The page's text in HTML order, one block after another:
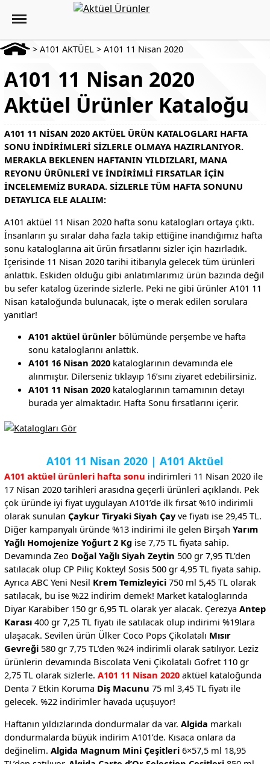
> A101 AKTÜEL > A101 11 Nisan 2020
A101 11 Nisan 2020
Aktüel Ürünler Kataloğu
A101 11 NISAN 2020 AKTÜEL ÜRÜN KATALOGLARI HAFTA
SONU INDIRIMLERI SIZLERLE OLMAYA HAZIRLANIYOR.
MERAKLA BEKLENEN HAFTANIN YILDIZLARI, MANA
REYONU ÜRÜNLERI VE INDIRIMLI FIRSATLAR IÇIN
INCELEMEMIZ BURADA. SIZLERLE TÜM HAFTA SONUNU
DETAYLICA ELE ALALIM:
A101 aktüel 11 Nisan 2020 hafta sonu katalogları ortaya çıktı.
İnsanların şu sıralar daha fazla takip ettiğine inandığımız hafta
sonu kataloglarına ait ürün fırsatlarını sizler için hazırladık.
İçerisinde 11 Nisan 2020 tarihi itibarıyla gelecek tüm ürünleri
anlattık. Eskiden olduğu gibi anlatımlarımız ürün bazında değil
bu sefer katalog üzerinde sizlerle. Peki ne gibi ürünler A101 11
Nisan kataloğunda bulunacak, işte o merak edilen sorulara
yanıtlar!
A101 aktüel ürünlerbölümünde perşembe ve hafta
sonu kataloglarını anlattık.
A101 16 Nisan 2020kataloglarının devamında ele
alınmıştır. Dilerseniz tıklayıp 16’sını ziyaret edebilirsiniz.
A101 11 Nisan 2020kataloglarının tamamının detayı
burada yer almaktadır. Hafta Sonu fırsatlarını içerir.
A101 11 Nisan 2020 | A101 Aktüel
A101 aktüel ürünleri hafta sonu indirimleri 11 Nisan 2020 ile
17 Nisan 2020 tarihleri arasıdna geçerli ürünleri açıklandı. Pek
çok üründe iyi fiyat uygulayan A101’de ilk fırsat %10 indirimli
olarak sunulan Çaykur Tiryaki Siyah Çayve fiyatı ise 29,45 TL.
Diğer kampanyalı üründe %13 indirimi ile gelen Birşah Yarım
Yağlı Homojenize Yoğurt 2 Kgise 7,75 TL fiyata sahip.
Devamında Zeo Doğal Yağlı Siyah Zeytin 500 gr 7,95 TL’den
satılacak olup CP Piliç Kokteyl Sosis 500 gr 4,95 TL fiyata sahip.
Ayrıca ABC Yeni Nesil Krem Temizleyici750 ml 5,45 TL olarak
satılacak, bu ise %22 indirim demek! Market kataloglarında
Diyar Karabiber 150 gr 6,95 TL olarak yer alacak. Çerezya Antep
Karası400 gr 7,25 TL fiyatı ile satılacak olup indirimi %19lara
ulaşacak. Sevilen ürün Ülker Coco Pops Çikolatalı Mısır
Gevreği580 gr 7,75 TL’den %24 indirimli olarak satılıyor. Leziz
ürünlerin devamında Biscolata Veni Çikolatalı Gofret 110 gr
2,75 TL olarak sizlerle. A101 11 Nisan 2020aktüel kataloğunda
Denta 7 Etkin Koruma Diş Macunu 75 ml 3,45 TL fiyatı ile
gelecek. %22 indirimler havada uçuşuyor!
Haftanın yıldızlarında dondurmalar da var. Algida markalı
dondurmalarda büyük indirim A101’de. Kısaca onlara da
değinelim. Algida Magnum Mini Çeşitleri6×57,5 ml 18,95